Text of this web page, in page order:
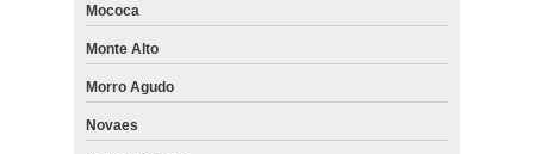
Mococa
Monte Alto
Morro Agudo
Novaes